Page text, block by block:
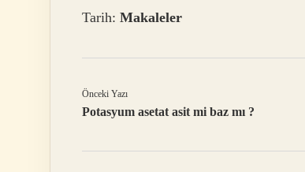
Tarih: Makaleler
Önceki Yazı
Potasyum asetat asit mi baz mı ?